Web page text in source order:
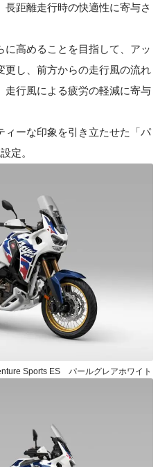
距離走行時の快適性に寄与さ
に高めることを目指して、アッ
更し、前方からの走行風の流れ
走行風による疲労の軽減に寄与
ィーな印象を引き立たせた「パ
定。
Sports ES パールグレアホワイト